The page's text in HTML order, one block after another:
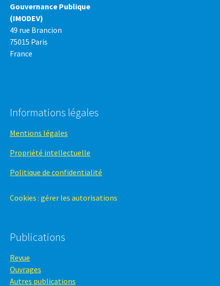
Gouvernance Publique
(IMODEV)
49 rue Brancion
75015 Paris
France
Informations légales
Mentions légales
Propriété intellectuelle
Politique de confidentialité
Cookies : gérer les autorisations
Publications
Revue
Ouvrages
Autres publications